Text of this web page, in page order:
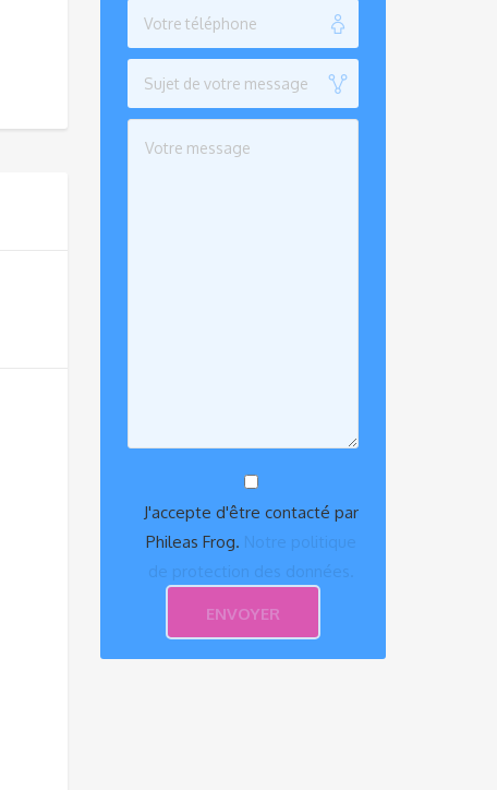
J'accepte d'être contacté par
Phileas Frog. Notre politique
de protection des données.